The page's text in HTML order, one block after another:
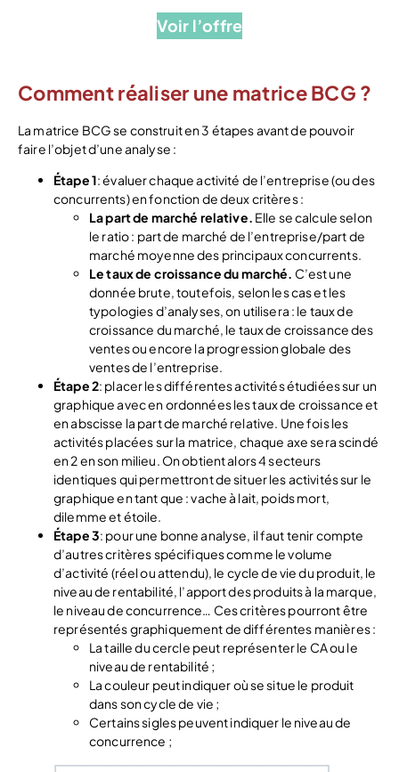
Voir l’offre
Comment réaliser une matrice BCG ?
La matrice BCG se construit en 3 étapes avant de pouvoir
faire l’objet d’une analyse :
Étape 1: évaluer chaque activité de l’entreprise (ou des
concurrents) en fonction de deux critères :
La part de marché relative. Elle se calcule selon
le ratio : part de marché de l’entreprise/part de
marché moyenne des principaux concurrents.
Le taux de croissance du marché. C’est une
donnée brute, toutefois, selon les cas et les
typologies d’analyses, on utilisera : le taux de
croissance du marché, le taux de croissance des
ventes ou encore la progression globale des
ventes de l’entreprise.
Étape 2: placer les différentes activités étudiées sur un
graphique avec en ordonnées les taux de croissance et
en abscisse la part de marché relative. Une fois les
activités placées sur la matrice, chaque axe sera scindé
en 2 en son milieu. On obtient alors 4 secteurs
identiques qui permettront de situer les activités sur le
graphique en tant que : vache à lait, poids mort,
dilemme et étoile.
Étape 3: pour une bonne analyse, il faut tenir compte
d’autres critères spécifiques comme le volume
d’activité (réel ou attendu), le cycle de vie du produit, le
niveau de rentabilité, l’apport des produits à la marque,
le niveau de concurrence… Ces critères pourront être
représentés graphiquement de différentes manières :
La taille du cercle peut représenter le CA ou le
niveau de rentabilité ;
La couleur peut indiquer où se situe le produit
dans son cycle de vie ;
Certains sigles peuvent indiquer le niveau de
concurrence ;